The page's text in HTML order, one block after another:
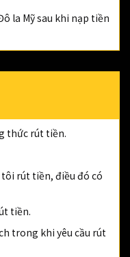
la Mỹ sau khi nạp tiền
thức rút tiền.
rút tiền, điều đó có
tiền.
trong khi yêu cầu rút